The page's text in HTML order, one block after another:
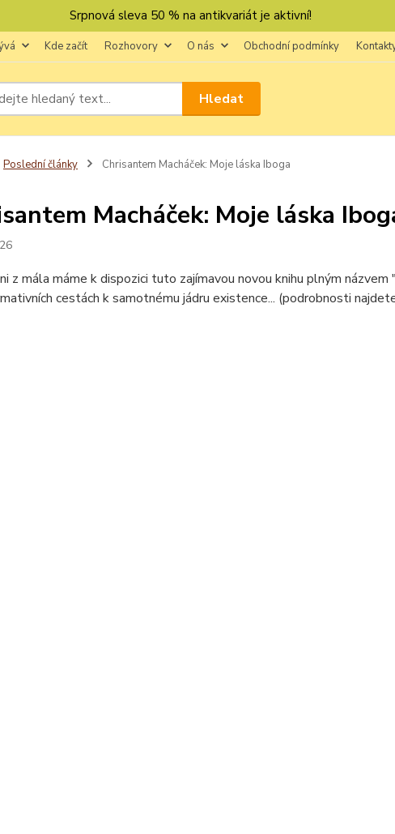
Srpnová sleva 50 % na antikvariát je aktivní!
Kde začít Rozhovory O nás Obchodní podmínky
Hledat
Poslední články Chrisantem Macháček: Moje láska Iboga
Macháček: Moje láska
z mála máme k dispozici tuto zajímavou novou knihu plným názvem "
cestách k samotnému jádru existence... (podrobnosti